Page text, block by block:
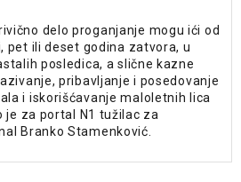
delo proganjanje mogu ići od
pet ili deset godina zatvora, u
posledica, a slične kazne
pribavljanje i posedovanje
i iskorišćavanje maloletnih lica
za portal N1 tužilac za
Branko Stamenković.